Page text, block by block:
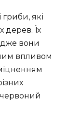
які
дерев. Їх
вони
впливом